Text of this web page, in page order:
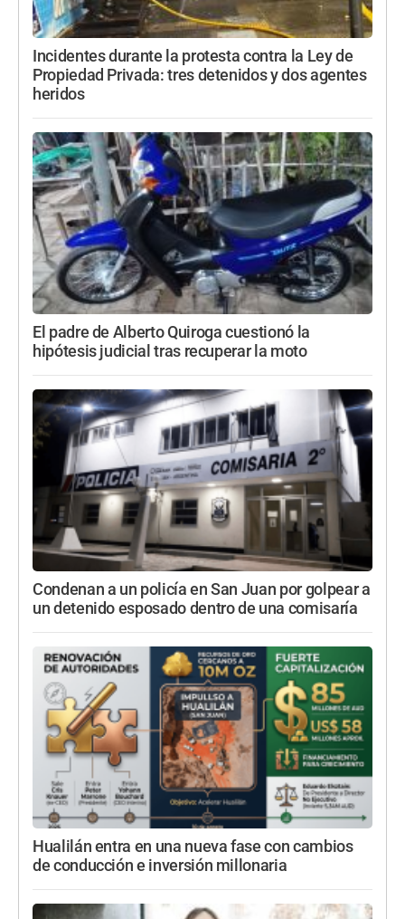
Incidentes durante la protesta contra la Ley de
Propiedad Privada: tres detenidos y dos agentes
heridos
El padre de Alberto Quiroga cuestionó la
hipótesis judicial tras recuperar la moto
Condenan a un policía en San Juan por golpear a
un detenido esposado dentro de una comisaría
Hualilán entra en una nueva fase con cambios
de conducción e inversión millonaria